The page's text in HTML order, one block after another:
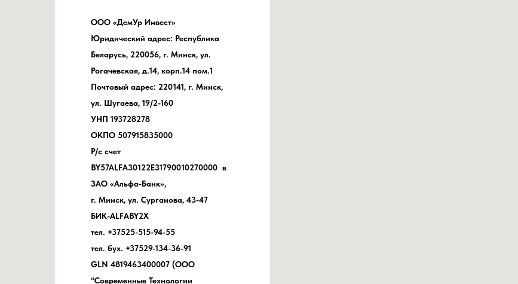
ООО «ДемУр Инвест»
Юридический адрес: Республика
Беларусь, 220056, г. Минск, ул.
Рогачевская, д.14, корп.14 пом.1
Почтовый адрес: 220141, г. Минск,
ул. Шугаева, 19/2-160
УНП 193728278
ОКПО 507915835000
Р/с счет
BY57ALFA30122E31790010270000 в
ЗАО «Альфа-Банк»,
г. Минск, ул. Сурганова, 43-47
БИК-ALFABY2X
тел. +37525-515-94-55
тел. бух. +37529-134-36-91
GLN 4819463400007 (ООО
“Современные Технологии